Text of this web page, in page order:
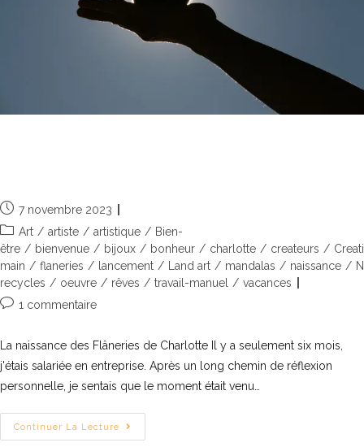
7 novembre 2023
Art / artiste / artistique / Bien-
être / bienvenue / bijoux / bonheur / charlotte / createurs /
main / flaneries / lancement / Land art / mandalas / naissance /
recycles / oeuvre / rêves / travail-manuel / vacances
1 commentaire
La naissance des Flâneries de Charlotte Il y a seulement six mois,
j'étais salariée en entreprise. Après un long chemin de réflexion
personnelle, je sentais que le moment était venu…
Continuer La Lecture